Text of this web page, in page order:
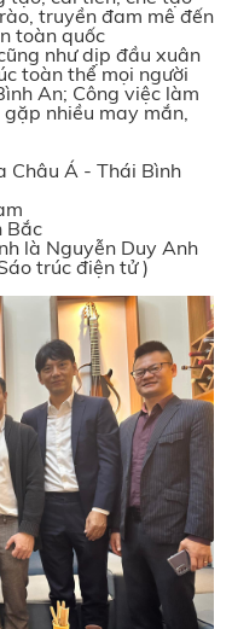
truyền đam mê đến
toàn quốc
như dịp đầu xuân
toàn thể mọi người
An; Công việc làm
nhiều may mắn,
Châu Á - Thái Bình
Bắc
là Nguyễn Duy Anh
trúc điện tử )